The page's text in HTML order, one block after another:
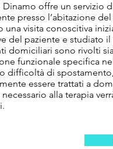
Dinamo offre un servizio
presso l’abitazione
una visita conoscitiva
del paziente e studiato
domiciliari sono rivolti
funzionale specifica
difficoltà di
essere trattati a
necessario alla terapia